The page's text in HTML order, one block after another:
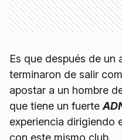
Es que después de un
terminaron de salir
apostar a un hombre
que tiene un fuerte
experiencia dirigiendo